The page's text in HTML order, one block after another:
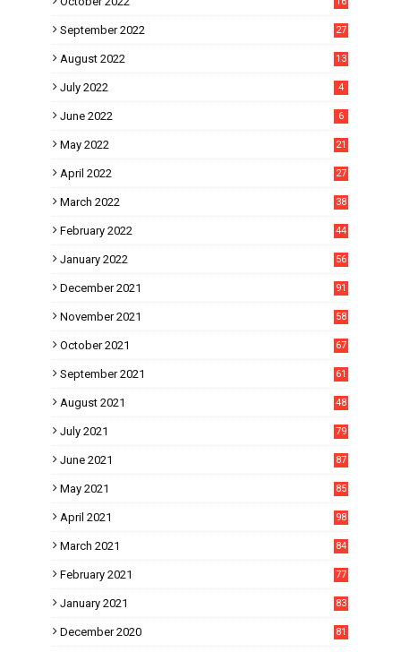
September 2022 27
August 2022 13
July 2022 4
June 2022 6
May 2022 21
April 2022 27
March 2022 38
February 2022 44
January 2022 56
December 2021 91
November 2021 58
October 2021 67
September 2021 61
August 2021 48
July 2021 79
June 2021 87
May 2021 85
April 2021 98
March 2021 84
February 2021 77
January 2021 83
December 2020 81